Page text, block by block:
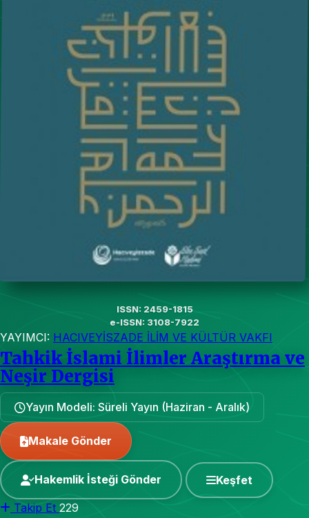
ISSN: 2459-1815
e-ISSN: 3108-7922
YAYIMCI: HACIVEYİSZADE İLİM VE KÜLTÜR VAKFI
Tahkik İslami İlimler Araştırma ve
Neşir Dergisi
Yayın Modeli: Süreli Yayın (Haziran - Aralık)
Makale Gönder
Hakemlik İsteği Gönder Keşfet
Takip Et 229